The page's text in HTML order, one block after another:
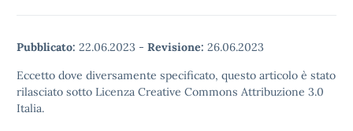
Pubblicato: 22.06.2023 - Revisione: 26.06.2023
Eccetto dove diversamente specificato, questo articolo è stato
rilasciato sotto Licenza Creative Commons Attribuzione 3.0
Italia.